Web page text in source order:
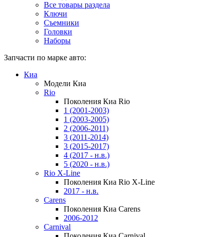
Все товары раздела
Ключи
Съемники
Головки
Наборы
Запчасти по марке авто:
Киа
Модели Киа
Rio
Поколения Киа Rio
1 (2001-2003)
1 (2003-2005)
2 (2006-2011)
3 (2011-2014)
3 (2015-2017)
4 (2017 - н.в.)
5 (2020 - н.в.)
Rio X-Line
Поколения Киа Rio X-Line
2017 - н.в.
Carens
Поколения Киа Carens
2006-2012
Carnival